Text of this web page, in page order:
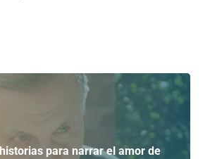
para narrar el amor de